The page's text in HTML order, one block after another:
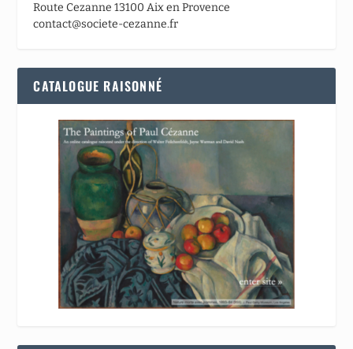
Route Cezanne 13100 Aix en Provence
contact@societe-cezanne.fr
CATALOGUE RAISONNÉ